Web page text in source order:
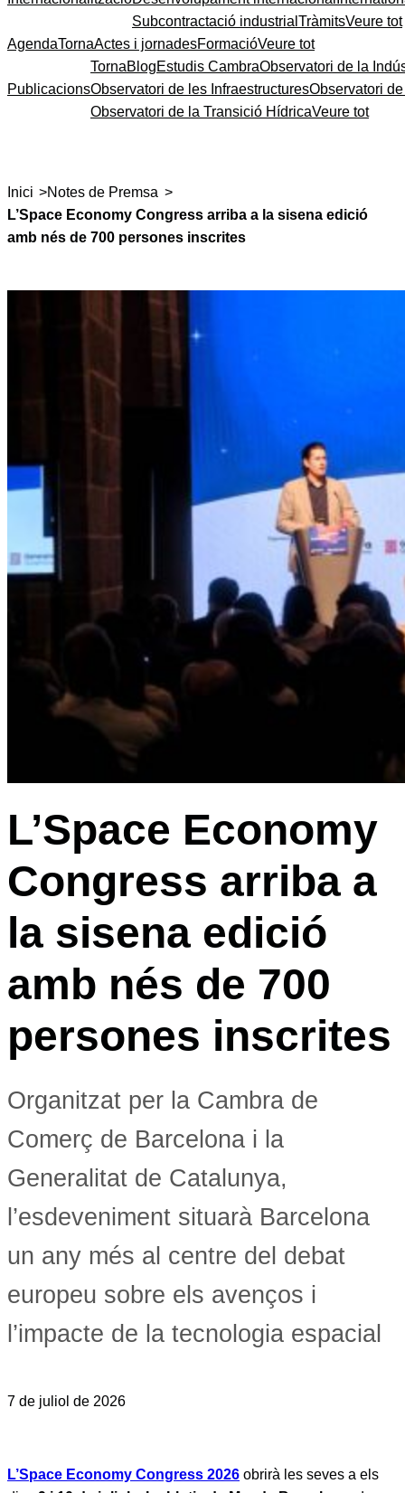
Subcontractació industrial TràmitsVeure tot
AgendaTornaActes i jornadesFormacióVeure tot
Publicacions
TornaBlogEstudis CambraObservatori de la
Observatori de les InfraestructuresObservatori
Observatori de la Transició HídricaVeure tot
Inici >Notes de Premsa >
L’Space Economy Congress arriba a la sisena edició
amb nés de 700 persones inscrites
L’Space Economy
Congress arriba a
la sisena edició
amb nés de 700
persones inscrites
Organitzat per la Cambra de
Comerç de Barcelona i la
Generalitat de Catalunya,
l’esdeveniment situarà Barcelona
un any més al centre del debat
europeu sobre els avenços i
l’impacte de la tecnologia espacial
7 de juliol de 2026
L’Space Economy Congress 2026 obrirà les seves a els